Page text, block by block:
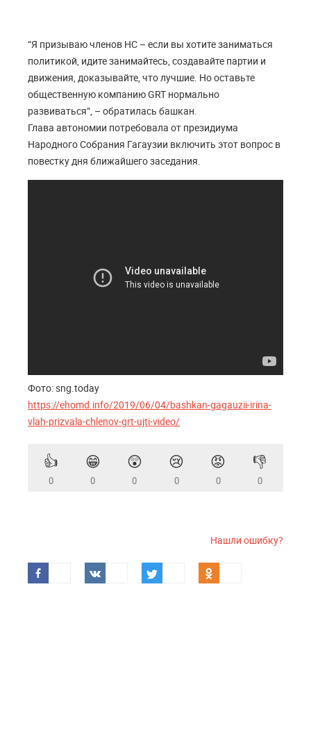
“Я призываю членов НС – если вы хотите заниматься
политикой, идите занимайтесь, создавайте партии и
движения, доказывайте, что лучшие. Но оставьте
общественную компанию GRT нормально
развиваться”, – обратилась башкан.
Глава автономии потребовала от президиума
Народного Собрания Гагаузии включить этот вопрос в
повестку дня ближайшего заседания.
Фото: sng.today
https://ehomd.info/2019/06/04/bashkan-gagauzii-irina-
vlah-prizvala-chlenov-grt-ujti-video/
👍
0
😁
0
😲
0
😢
0
😡
0
👎
0
Нашли ошибку?